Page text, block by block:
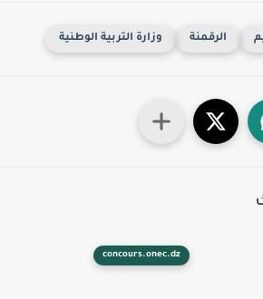
الرقمنة وزارة التربية الوطنية
concours.onec.dz